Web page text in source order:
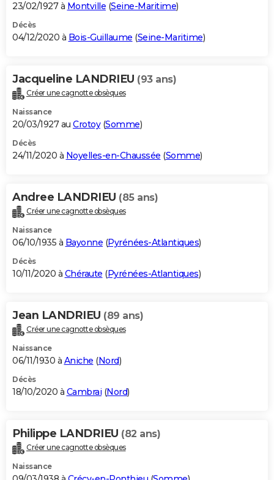
23/02/1927 à Montville (Seine-Maritime)
Décès
04/12/2020 à Bois-Guillaume (Seine-Maritime)
Jacqueline LANDRIEU (93 ans)
Créer une cagnotte obsèques
Naissance
20/03/1927 au Crotoy(Somme)
Décès
24/11/2020 à Noyelles-en-Chaussée (Somme)
Andree LANDRIEU (85 ans)
Créer une cagnotte obsèques
Naissance
06/10/1935 à Bayonne (Pyrénées-Atlantiques)
Décès
10/11/2020 à Chéraute (Pyrénées-Atlantiques)
Jean LANDRIEU (89 ans)
Créer une cagnotte obsèques
Naissance
06/11/1930 à Aniche (Nord)
Décès
18/10/2020 à Cambrai (Nord)
Philippe LANDRIEU (82 ans)
Créer une cagnotte obsèques
Naissance